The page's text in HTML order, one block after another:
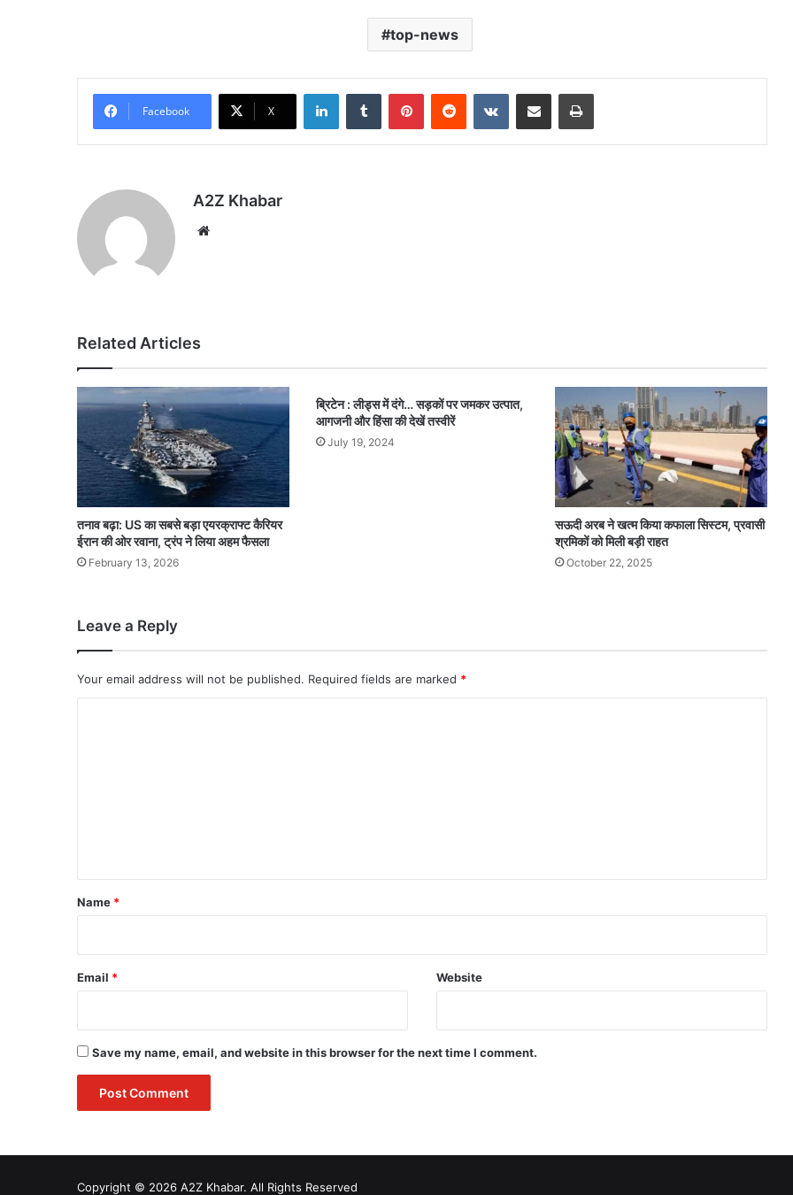
top-news
Facebook X
LinkedInTumblr PinterestReddit VKontakteShare via Email Print
A2Z Khabar
Related Articles
तनाव बढ़ा: US का सबसे बड़ा एयरक्राफ्ट कैरियर
ईरान की ओर रवाना, ट्रंप ने लिया अहम फैसला
February 13, 2026
ब्रिटेन : लीड्स में दंगे… सड़कों पर जमकर उत्पात,
आगजनी और हिंसा की देखें तस्वीरें
July 19, 2024
सऊदी अरब ने खत्म किया कफाला सिस्टम, प्रवासी
श्रमिकों को मिली बड़ी राहत
October 22, 2025
Leave a Reply
Your email address will not be published. Required fields are marked *
*
Name *
Email * Website
Save my name, email, and website in this browser for the next time I comment.
Copyright © 2026 A2Z Khabar. All Rights Reserved